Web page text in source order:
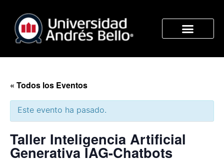
« Todos los Eventos
Este evento ha pasado.
Taller Inteligencia Artificial
Generativa IAG-Chatbots